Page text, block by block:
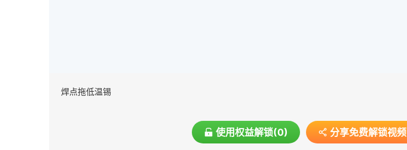
焊点拖低温锡
使用权益解锁(0) 分享免费解锁视频